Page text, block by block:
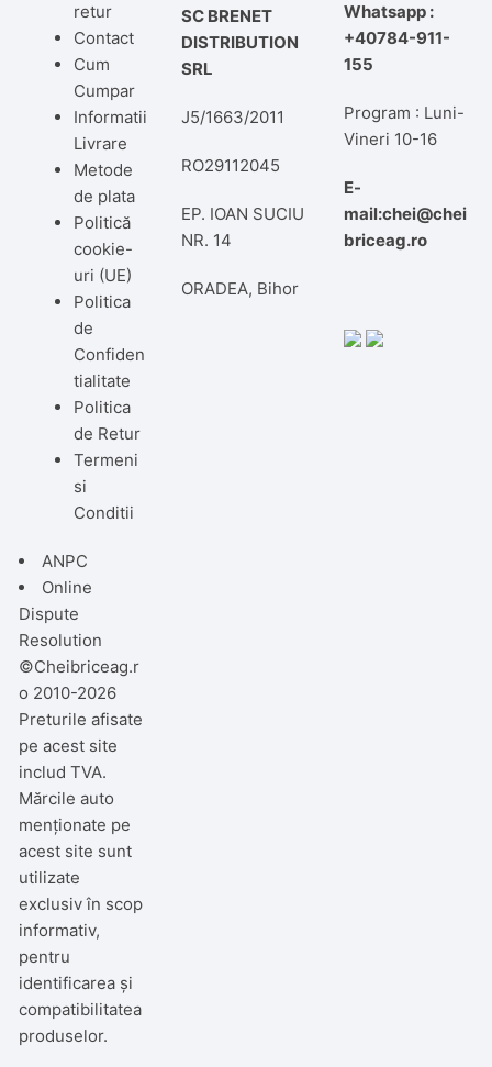
retur
Contact
Cum
Cumpar
Informatii
Livrare
Metode
de plata
Politică
cookie-
uri (UE)
Politica
de
Confiden
tialitate
Politica
de Retur
Termeni
si
Conditii
ANPC
Online
Dispute
Resolution
SC BRENET
DISTRIBUTION
SRL
J5/1663/2011
RO29112045
EP. IOAN SUCIU
NR. 14
ORADEA, Bihor
Whatsapp :
+40784-911-
155
Program : Luni-
Vineri 10-16
E-
mail:chei@chei
briceag.ro
©Cheibriceag.r
o 2010-2026
Preturile afisate
pe acest site
includ TVA.
Mărcile auto
menționate pe
acest site sunt
utilizate
exclusiv în scop
informativ,
pentru
identificarea și
compatibilitatea
produselor.